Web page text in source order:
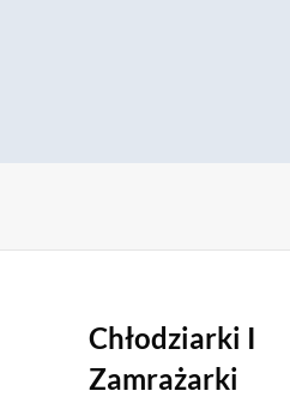
Chłodziarki I
Zamrażarki